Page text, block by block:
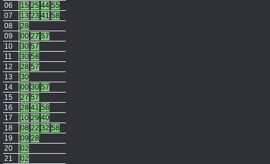
06
15 25 44 55
07
13 23 41 58
08
28
09
00 27 57
10
30 57
11
30 58
12
28 57
13
30
14
00 30 57
15
27 57
16
28 41 58
17
10 29 40
18
08 22 32 58
19
09 28
20
02
21
02